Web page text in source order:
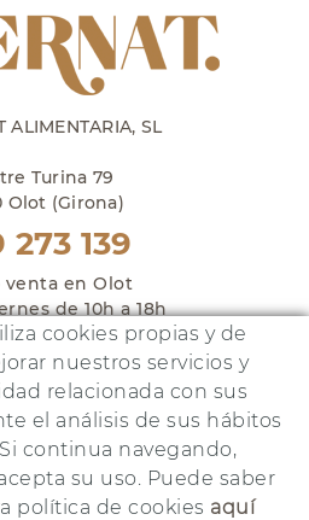
ALIMENTARIA, SL
Turina 79
Olot (Girona)
273 139
venta en Olot
de 10h a 18h
de 10h a 14h
sido financiado por:
cookies propias y de
nuestros servicios y
relacionada con sus
el análisis de sus hábitos
continua navegando,
su uso. Puede saber
política de cookies aquí